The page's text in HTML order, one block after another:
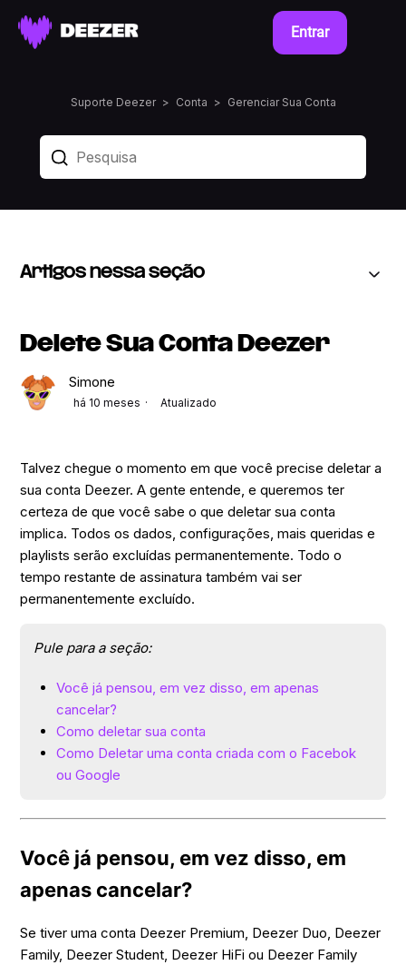
Entrar
Suporte Deezer Conta Gerenciar Sua Conta
Artigos nessa seção
Delete Sua Conta Deezer
Simone
há 10 meses Atualizado
Talvez chegue o momento em que você precise deletar a
sua conta Deezer. A gente entende, e queremos ter
certeza de que você sabe o que deletar sua conta
implica. Todos os dados, configurações, mais queridas e
playlists serão excluídas permanentemente. Todo o
tempo restante de assinatura também vai ser
permanentemente excluído.
Pule para a seção:
Você já pensou, em vez disso, em apenas
cancelar?
Como deletar sua conta
Como Deletar uma conta criada com o Facebok
ou Google
Você já pensou, em vez disso, em
apenas cancelar?
Se tiver uma conta Deezer Premium, Deezer Duo, Deezer
Family, Deezer Student, Deezer HiFi ou Deezer Family